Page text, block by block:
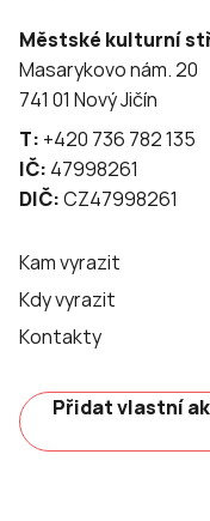
Městské kulturní
Masarykovo nám. 20
741 01 Nový Jičín
T: +420 736 782 135
IČ: 47998261
DIČ:CZ47998261
Kam vyrazit
Kdy vyrazit
Kontakty
Přidat vlastní